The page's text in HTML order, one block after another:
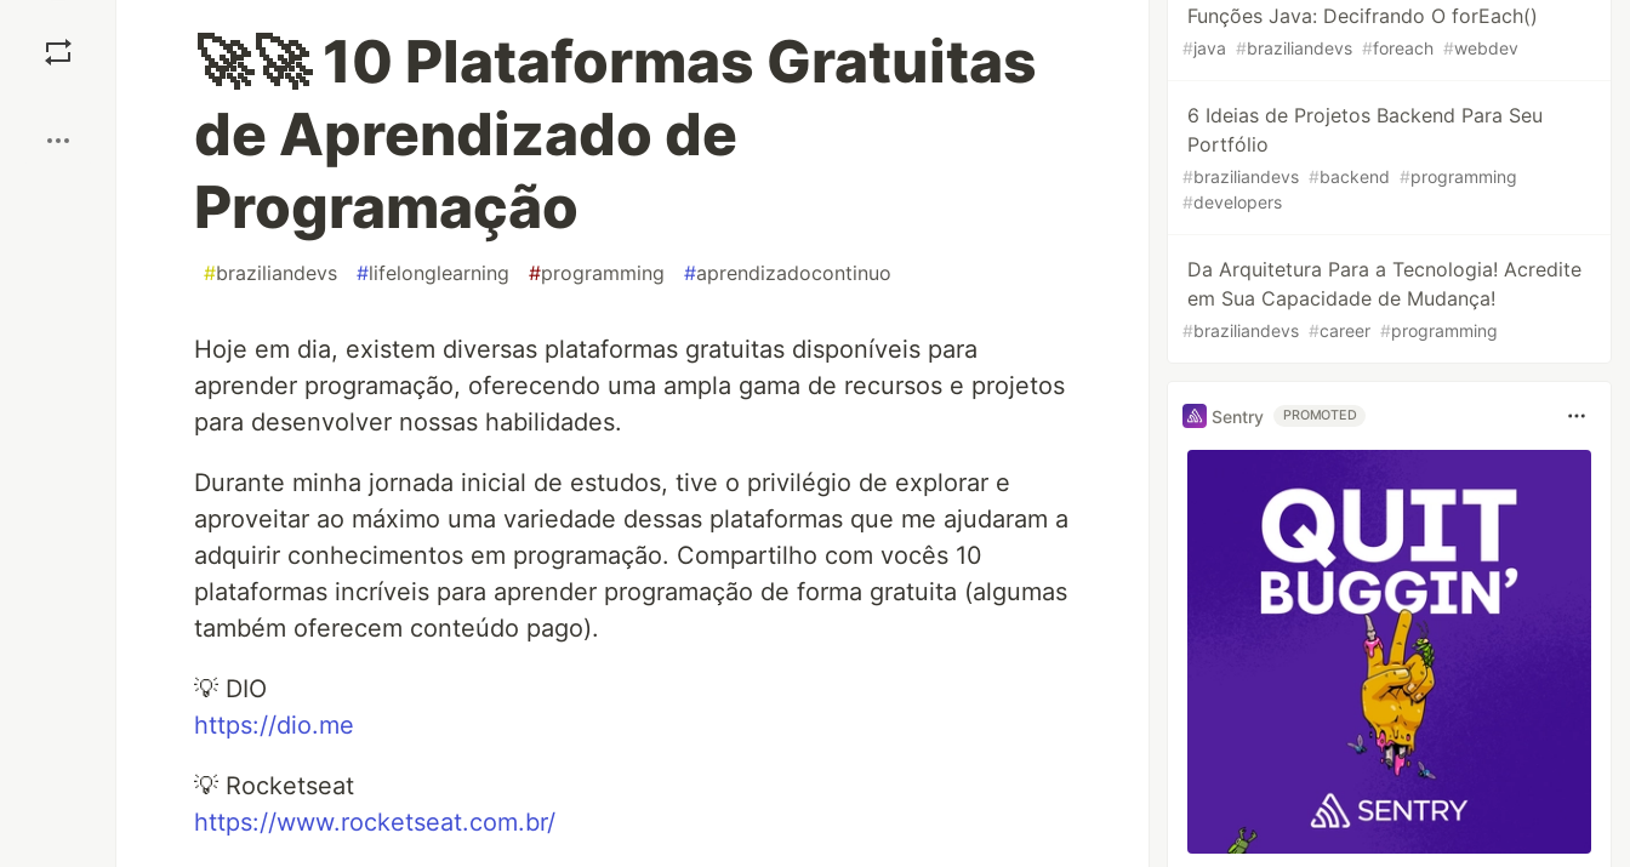
🚀🚀 10 Plataformas Gratuitas
de Aprendizado de
Programação
#braziliandevs #lifelonglearning #programming #aprendizadocontinuo
Hoje em dia, existem diversas plataformas gratuitas disponíveis para
aprender programação, oferecendo uma ampla gama de recursos e projetos
para desenvolver nossas habilidades.
Durante minha jornada inicial de estudos, tive o privilégio de explorar e
aproveitar ao máximo uma variedade dessas plataformas que me ajudaram a
adquirir conhecimentos em programação. Compartilho com vocês 10
plataformas incríveis para aprender programação de forma gratuita (algumas
também oferecem conteúdo pago).
💡 DIO
https://dio.me
💡 Rocketseat
https://www.rocketseat.com.br/
Funções Java: Decifrando O forEach()
#java #braziliandevs #foreach #webdev
6 Ideias de Projetos Backend Para Seu
Portfólio
#braziliandevs #backend #programming
#developers
Da Arquitetura Para a Tecnologia! Acredite
em Sua Capacidade de Mudança!
#braziliandevs #career #programming
Sentry PROMOTED